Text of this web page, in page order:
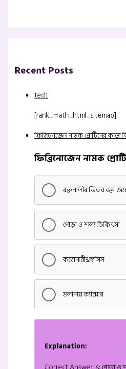
Recent Posts
tedt
[rank_math_html_sitemap]
ফিব্রিনোজেন নামক প্রোটিনের কাজ
ফিব্রিনোজেন নামক
রক্তনালীর ভিতর রক্ত
পোড়া ও শল্য চিকিৎসা
করোনারীথ্রম্বসিস
মলাশয় ক্যান্সার
Explanation: